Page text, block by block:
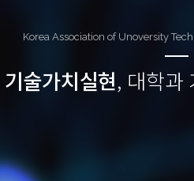
Korea Association of Unoversity
기술가치실현, 대학과